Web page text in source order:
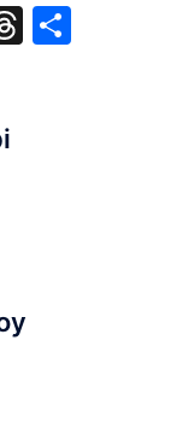
Threads